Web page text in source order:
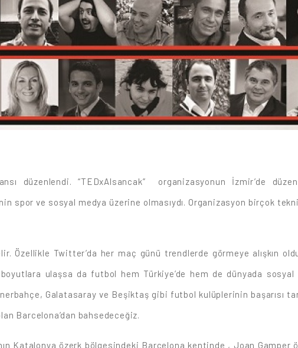
düzenlendi. “TEDxAlsancak” organizasyonun İzmir’de
spor ve sosyal medya üzerine olmasıydı. Organizasyon birçok
Twitter’da her maç günü trendlerde görmeye alışkın
ulaşsa da futbol hem Türkiye’de hem de dünyada sosyal
Galatasaray ve Beşiktaş gibi futbol kulüplerinin başarısı
Barcelona’dan bahsedeceğiz.
Katalonya özerk bölgesindeki Barcelona kentinde , Joan